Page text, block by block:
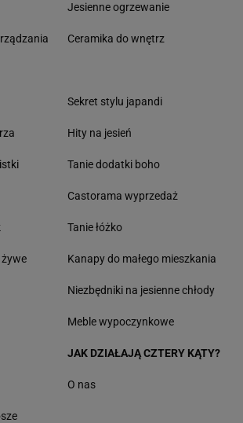
Jesienne ogrzewanie
Ceramika do wnętrz
Sekret stylu japandi
Hity na jesień
Tanie dodatki boho
Castorama wyprzedaż
Tanie łóżko
Kanapy do małego mieszkania
Niezbędniki na jesienne chłody
Meble wypoczynkowe
JAK DZIAŁAJĄ CZTERY KĄTY?
O nas